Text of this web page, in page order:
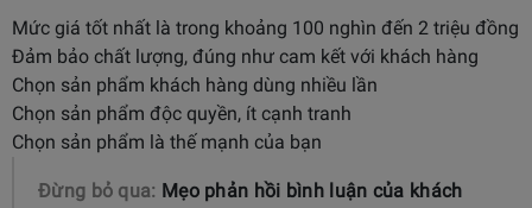
Mức giá tốt nhất là trong khoảng 100 nghìn đến 2 triệu đồng
Đảm bảo chất lượng, đúng như cam kết với khách hàng
Chọn sản phẩm khách hàng dùng nhiều lần
Chọn sản phẩm độc quyền, ít cạnh tranh
Chọn sản phẩm là thế mạnh của bạn
Đừng bỏ qua: Mẹo phản hồi bình luận của khách